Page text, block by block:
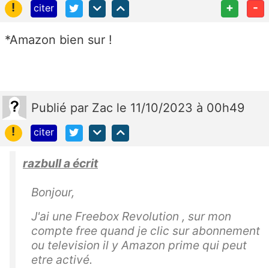
! citer + -
*Amazon bien sur !
Publié par Zac le 11/10/2023 à 00h49
!
citer
razbull a écrit
Bonjour,
J'ai une Freebox Revolution , sur mon
compte free quand je clic sur abonnement
ou television il y Amazon prime qui peut
etre activé.